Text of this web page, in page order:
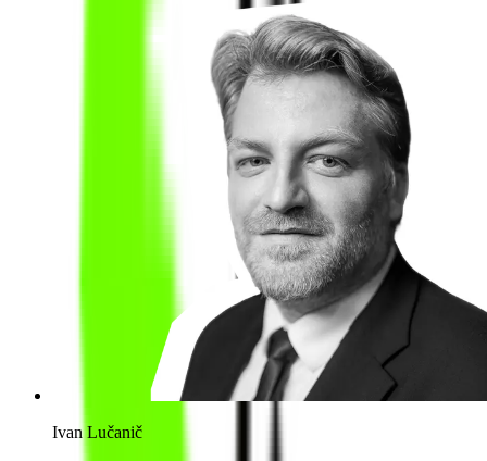
Ivan Lučanič